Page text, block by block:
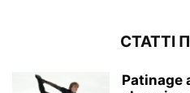
СТАТТІ
Patinage